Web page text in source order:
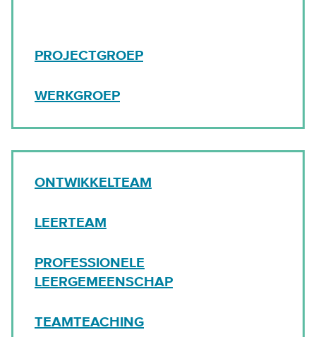
PROJECTGROEP
WERKGROEP
ONTWIKKELTEAM
LEERTEAM
PROFESSIONELE
LEERGEMEENSCHAP
TEAMTEACHING